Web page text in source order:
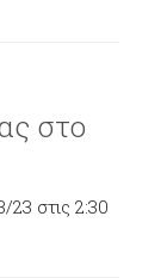
στο
στις 2:30